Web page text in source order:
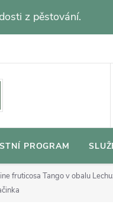
z pěstování.
PROGRAM
fruticosa Tango v obalu